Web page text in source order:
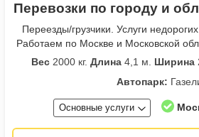
Перевозки по городу и
Переезды/грузчики. Услуги недорогих
Работаем по Москве и Московской
Вес 2000 кг. Длина 4,1 м. Ширина
Автопарк:
Основные услуги